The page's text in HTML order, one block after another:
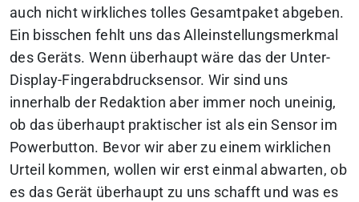
auch nicht wirkliches tolles Gesamtpaket abgeben.
Ein bisschen fehlt uns das Alleinstellungsmerkmal
des Geräts. Wenn überhaupt wäre das der Unter-
Display-Fingerabdrucksensor. Wir sind uns
innerhalb der Redaktion aber immer noch uneinig,
ob das überhaupt praktischer ist als ein Sensor im
Powerbutton. Bevor wir aber zu einem wirklichen
Urteil kommen, wollen wir erst einmal abwarten, ob
es das Gerät überhaupt zu uns schafft und was es